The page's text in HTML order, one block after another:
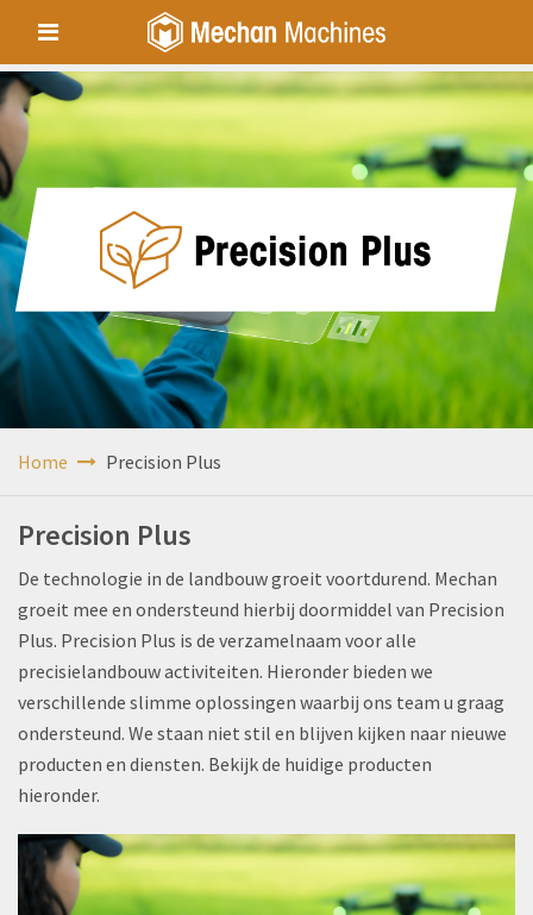
Home Precision Plus
Precision Plus
De technologie in de landbouw groeit voortdurend. Mechan
groeit mee en ondersteund hierbij doormiddel van Precision
Plus. Precision Plus is de verzamelnaam voor alle
precisielandbouw activiteiten. Hieronder bieden we
verschillende slimme oplossingen waarbij ons team u graag
ondersteund. We staan niet stil en blijven kijken naar nieuwe
producten en diensten. Bekijk de huidige producten
hieronder.